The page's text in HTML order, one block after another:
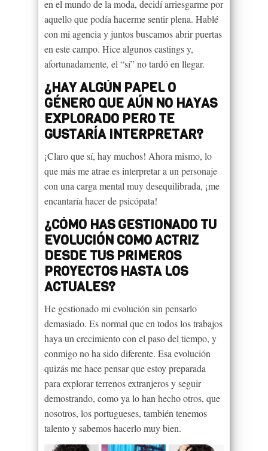
en el mundo de la moda, decidí arriesgarme por
aquello que podía hacerme sentir plena. Hablé
con mi agencia y juntos buscamos abrir puertas
en este campo. Hice algunos castings y,
afortunadamente, el “sí” no tardó en llegar.
¿HAY ALGÚN PAPEL O
GÉNERO QUE AÚN NO HAYAS
EXPLORADO PERO TE
GUSTARÍA INTERPRETAR?
¡Claro que sí, hay muchos! Ahora mismo, lo
que más me atrae es interpretar a un personaje
con una carga mental muy desequilibrada, ¡me
encantaría hacer de psicópata!
¿CÓMO HAS GESTIONADO TU
EVOLUCIÓN COMO ACTRIZ
DESDE TUS PRIMEROS
PROYECTOS HASTA LOS
ACTUALES?
He gestionado mi evolución sin pensarlo
demasiado. Es normal que en todos los trabajos
haya un crecimiento con el paso del tiempo, y
conmigo no ha sido diferente. Esa evolución
quizás me hace pensar que estoy preparada
para explorar terrenos extranjeros y seguir
demostrando, como ya lo han hecho otros, que
nosotros, los portugueses, también tenemos
talento y sabemos hacerlo muy bien.